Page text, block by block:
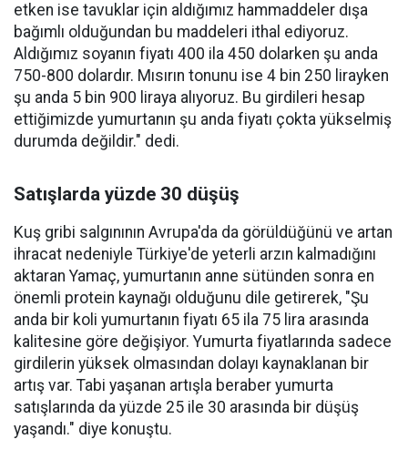
etken ise tavuklar için aldığımız hammaddeler dışa
bağımlı olduğundan bu maddeleri ithal ediyoruz.
Aldığımız soyanın fiyatı 400 ila 450 dolarken şu anda
750-800 dolardır. Mısırın tonunu ise 4 bin 250 lirayken
şu anda 5 bin 900 liraya alıyoruz. Bu girdileri hesap
ettiğimizde yumurtanın şu anda fiyatı çokta yükselmiş
durumda değildir." dedi.
Satışlarda yüzde 30 düşüş
Kuş gribi salgınının Avrupa'da da görüldüğünü ve artan
ihracat nedeniyle Türkiye'de yeterli arzın kalmadığını
aktaran Yamaç, yumurtanın anne sütünden sonra en
önemli protein kaynağı olduğunu dile getirerek, "Şu
anda bir koli yumurtanın fiyatı 65 ila 75 lira arasında
kalitesine göre değişiyor. Yumurta fiyatlarında sadece
girdilerin yüksek olmasından dolayı kaynaklanan bir
artış var. Tabi yaşanan artışla beraber yumurta
satışlarında da yüzde 25 ile 30 arasında bir düşüş
yaşandı." diye konuştu.